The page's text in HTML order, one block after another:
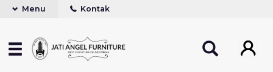
Menu Kontak